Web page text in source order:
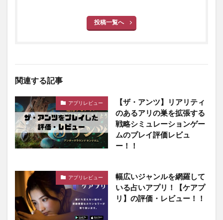
投稿一覧へ
関連する記事
アプリレビュー
【ザ・アンツ】リアリティ
のあるアリの巣を拡張する
戦略シミュレーションゲー
ムのプレイ評価レビュ
ー！！
アプリレビュー
幅広いジャンルを網羅して
いる占いアプリ！【ケアプ
リ】の評価・レビュー！！